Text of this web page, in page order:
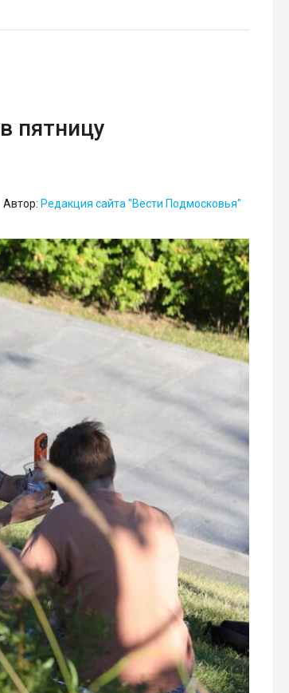
пятницу
Автор: Редакция сайта "Вести Подмосковья"